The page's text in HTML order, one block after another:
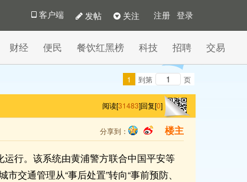
注册 登录
关注
发帖
客户端
财经 便民 餐饮红黑榜 科技 招聘 交易
1 到第 页
阅读[31483]回复[0]
楼主
分享到：
qq
sina
行。该系统由黄浦警方联合中国平安等
交通管理从“事后处置”转向“事前预防、